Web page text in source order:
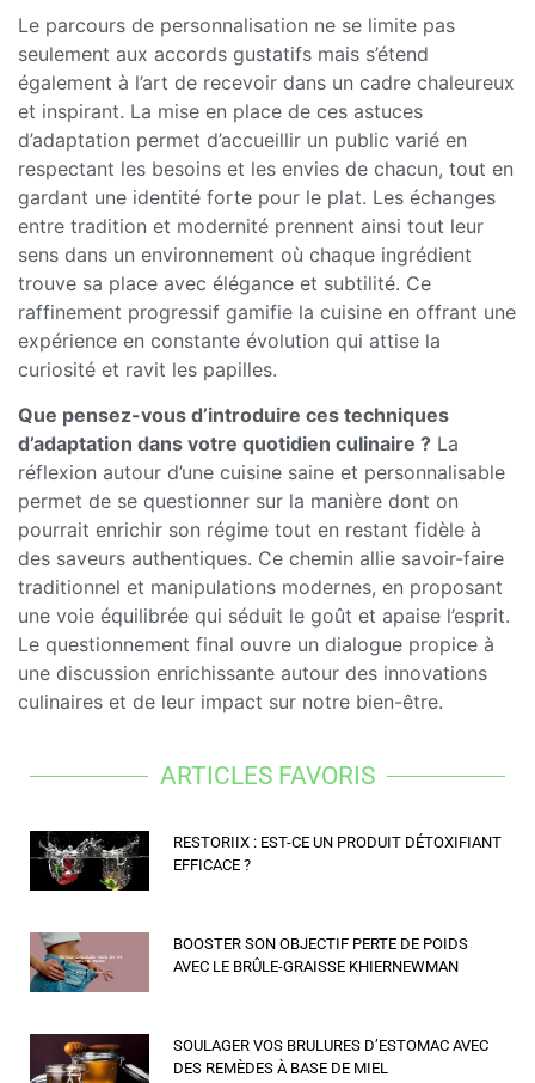
Le parcours de personnalisation ne se limite pas
seulement aux accords gustatifs mais s’étend
également à l’art de recevoir dans un cadre chaleureux
et inspirant. La mise en place de ces astuces
d’adaptation permet d’accueillir un public varié en
respectant les besoins et les envies de chacun, tout en
gardant une identité forte pour le plat. Les échanges
entre tradition et modernité prennent ainsi tout leur
sens dans un environnement où chaque ingrédient
trouve sa place avec élégance et subtilité. Ce
raffinement progressif gamifie la cuisine en offrant une
expérience en constante évolution qui attise la
curiosité et ravit les papilles.
Que pensez-vous d’introduire ces techniques
d’adaptation dans votre quotidien culinaire ? La
réflexion autour d’une cuisine saine et personnalisable
permet de se questionner sur la manière dont on
pourrait enrichir son régime tout en restant fidèle à
des saveurs authentiques. Ce chemin allie savoir-faire
traditionnel et manipulations modernes, en proposant
une voie équilibrée qui séduit le goût et apaise l’esprit.
Le questionnement final ouvre un dialogue propice à
une discussion enrichissante autour des innovations
culinaires et de leur impact sur notre bien-être.
ARTICLES FAVORIS
RESTORIIX : EST-CE UN PRODUIT DÉTOXIFIANT
EFFICACE ?
BOOSTER SON OBJECTIF PERTE DE POIDS
AVEC LE BRÛLE-GRAISSE KHIERNEWMAN
SOULAGER VOS BRULURES D’ESTOMAC AVEC
DES REMÈDES À BASE DE MIEL